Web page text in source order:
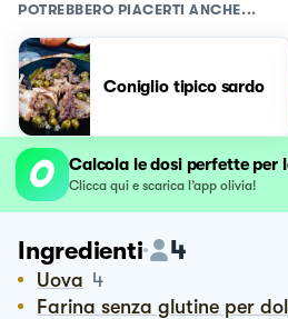
POTREBBERO PIACERTI ANCHE...
Coniglio tipico sardo
Calcola le dosi perfette per
Clicca qui e scarica l’app olivia!
Ingredienti 4
Uova 4
Farina senza glutine per